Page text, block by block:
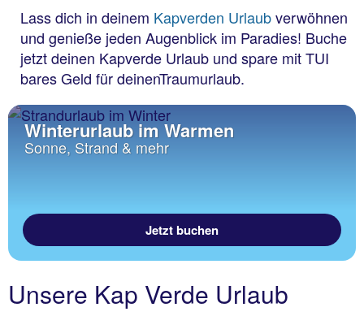
Lass dich in deinem Kapverden Urlaubverwöhnen
und genieße jeden Augenblick im Paradies! Buche
jetzt deinen Kapverde Urlaub und spare mit TUI
bares Geld für deinenTraumurlaub.
Winterurlaub im Warmen
Sonne, Strand & mehr
Jetzt buchen
Unsere Kap Verde Urlaub